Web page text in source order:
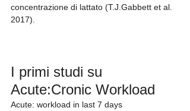
concentrazione di lattato (T.J.Gabbett et al.
2017).
I primi studi su
Acute:Cronic Workload
Acute: workload in last 7 days